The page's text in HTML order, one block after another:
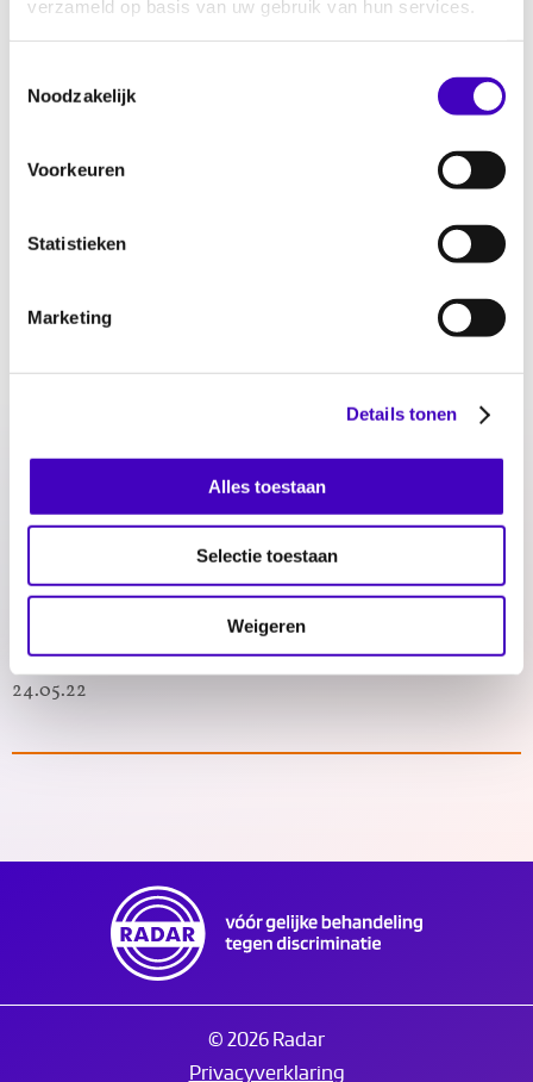
verzameld op basis van uw gebruik van hun services.
Noodzakelijk
Voorkeuren
Statistieken
Marketing
Details tonen
Alles toestaan
Selectie toestaan
Weigeren
Drempel om discriminatie te melden moet omlaag
25.04.23
24.05.22
Monitor Discriminatie Oost-Brabant 2021
Monitor Discriminatie Regio Rotterdam 2021
24.05.22
© 2026 Radar
Privacyverklaring